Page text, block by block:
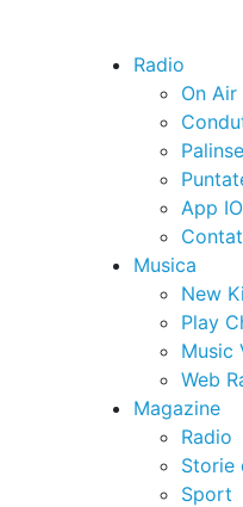
Radio
On Air
App
Musica
New
Play
Music
Web
Magazine
Radio
Storie
Sport